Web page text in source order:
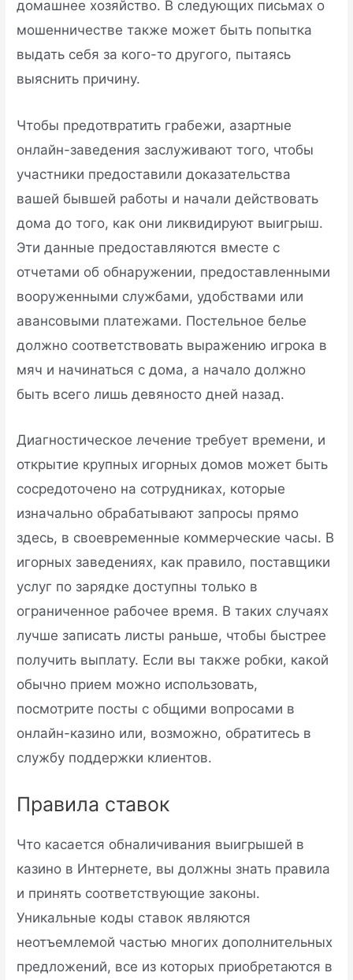
домашнее хозяйство. В следующих письмах о
мошенничестве также может быть попытка
выдать себя за кого-то другого, пытаясь
выяснить причину.
Чтобы предотвратить грабежи, азартные
онлайн-заведения заслуживают того, чтобы
участники предоставили доказательства
вашей бывшей работы и начали действовать
дома до того, как они ликвидируют выигрыш.
Эти данные предоставляются вместе с
отчетами об обнаружении, предоставленными
вооруженными службами, удобствами или
авансовыми платежами. Постельное белье
должно соответствовать выражению игрока в
мяч и начинаться с дома, а начало должно
быть всего лишь девяносто дней назад.
Диагностическое лечение требует времени, и
открытие крупных игорных домов может быть
сосредоточено на сотрудниках, которые
изначально обрабатывают запросы прямо
здесь, в своевременные коммерческие часы. В
игорных заведениях, как правило, поставщики
услуг по зарядке доступны только в
ограниченное рабочее время. В таких случаях
лучше записать листы раньше, чтобы быстрее
получить выплату. Если вы также робки, какой
обычно прием можно использовать,
посмотрите посты с общими вопросами в
онлайн-казино или, возможно, обратитесь в
службу поддержки клиентов.
Правила ставок
Что касается обналичивания выигрышей в
казино в Интернете, вы должны знать правила
и принять соответствующие законы.
Уникальные коды ставок являются
неотъемлемой частью многих дополнительных
предложений, все из которых приобретаются в